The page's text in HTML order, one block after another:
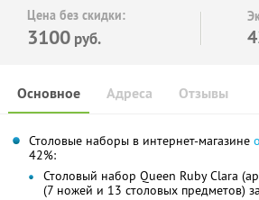
Цена без скидки:
3100 руб.
Основное Отзывы
Адреса
Столовые наборы в интернет-магазине
42%:
Столовый набор Queen Ruby Clara
(7 ножей и 13 столовых предметов) за